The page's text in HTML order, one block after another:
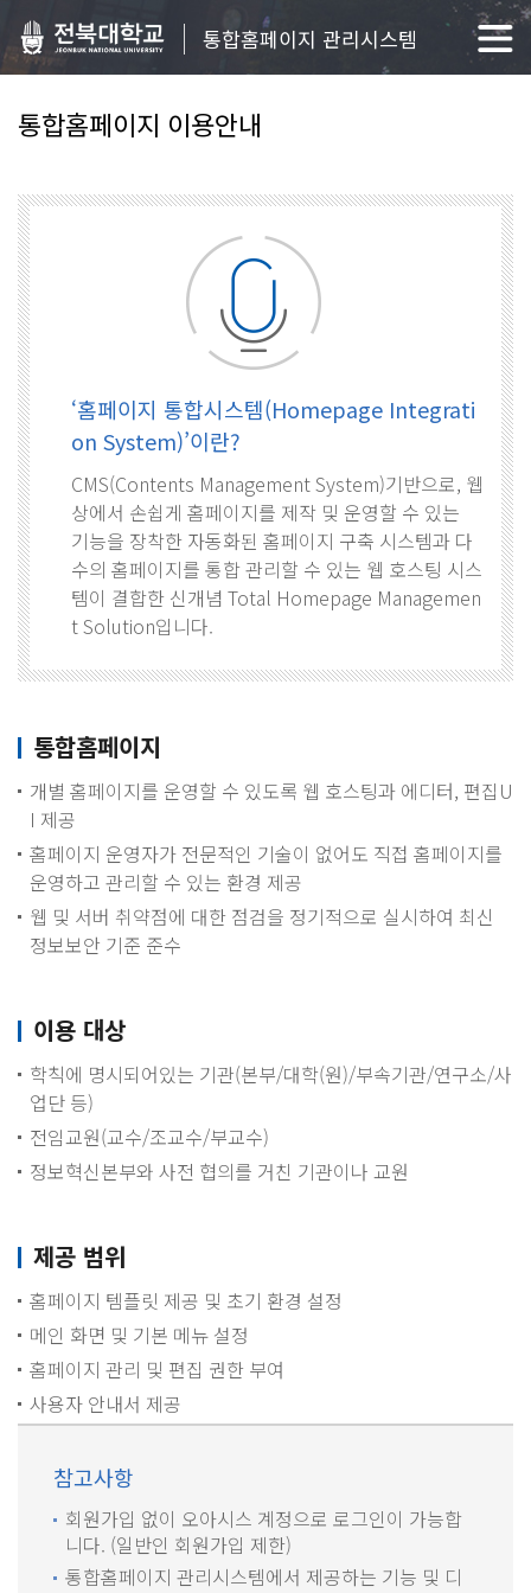
통합홈페이지 관리시스템
통합홈페이지 이용안내
‘홈페이지 통합시스템(Homepage Integrati
on System)’이란?
CMS(Contents Management System)기반으로, 웹
상에서 손쉽게 홈페이지를 제작 및 운영할 수 있는
기능을 장착한 자동화된 홈페이지 구축 시스템과 다
수의 홈페이지를 통합 관리할 수 있는 웹 호스팅 시스
템이 결합한 신개념 Total Homepage Managemen
t Solution입니다.
통합홈페이지
개별 홈페이지를 운영할 수 있도록 웹 호스팅과 에디터, 편집U
I 제공
홈페이지 운영자가 전문적인 기술이 없어도 직접 홈페이지를
운영하고 관리할 수 있는 환경 제공
웹 및 서버 취약점에 대한 점검을 정기적으로 실시하여 최신
정보보안 기준 준수
이용 대상
학칙에 명시되어있는 기관(본부/대학(원)/부속기관/연구소/사
업단 등)
전임교원(교수/조교수/부교수)
정보혁신본부와 사전 협의를 거친 기관이나 교원
제공 범위
홈페이지 템플릿 제공 및 초기 환경 설정
메인 화면 및 기본 메뉴 설정
홈페이지 관리 및 편집 권한 부여
사용자 안내서 제공
참고사항
회원가입 없이 오아시스 계정으로 로그인이 가능합
니다. (일반인 회원가입 제한)
통합홈페이지 관리시스템에서 제공하는 기능 및 디